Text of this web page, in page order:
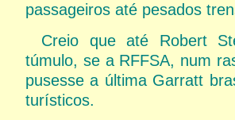
passageiros até pesados
Creio que até Robert
túmulo, se a RFFSA, num
pusesse a última Garratt
turísticos.